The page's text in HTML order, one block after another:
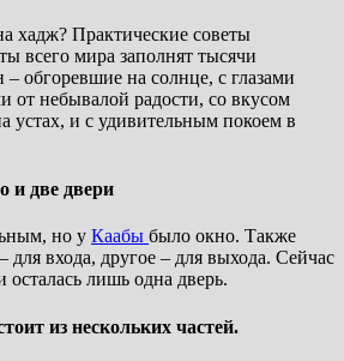
хадж? Практические советы
всего мира заполнят тысячи
обгоревшие на солнце, с глазами
от небывалой радости, со вкусом
устах, и с удивительным покоем в
и две двери
но у Каабы было окно. Также
для входа, другое – для выхода. Сейчас
осталась лишь одна дверь.
из нескольких частей.